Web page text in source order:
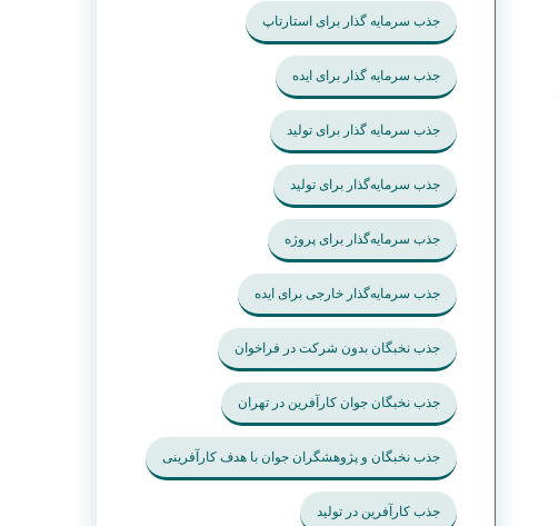
جذب سرمایه گذار برای استارتاپ
جذب سرمایه گذار برای ایده
جذب سرمایه گذار برای تولید
جذب سرمایه‌گذار برای تولید
جذب سرمایه‌گذار برای پروژه
جذب سرمایه‌گذار خارجی برای ایده
جذب نخبگان بدون شرکت در فراخوان
جذب نخبگان جوان کارآفرین در تهران
جذب نخبگان و پژوهشگران جوان با هدف کارآفرینی
جذب کارآفرین در تولید